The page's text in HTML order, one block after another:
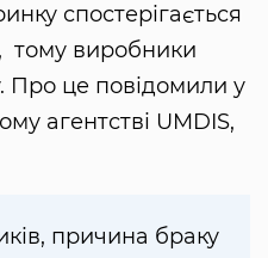
спостерігається
тому виробники
Про це повідомили у
агентстві UMDIS,
причина браку